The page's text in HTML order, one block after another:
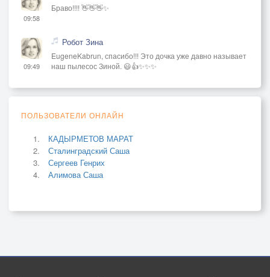
09:58
Браво!!!! 👋👋👋✨
09:49
Робот Зина
EugeneKabrun, спасибо!!! Это дочка уже давно называет
наш пылесос Зиной. 😃👍✨✨✨
ПОЛЬЗОВАТЕЛИ ОНЛАЙН
КАДЫРМЕТОВ МАРАТ
Сталинградский Саша
Сергеев Генрих
Алимова Саша